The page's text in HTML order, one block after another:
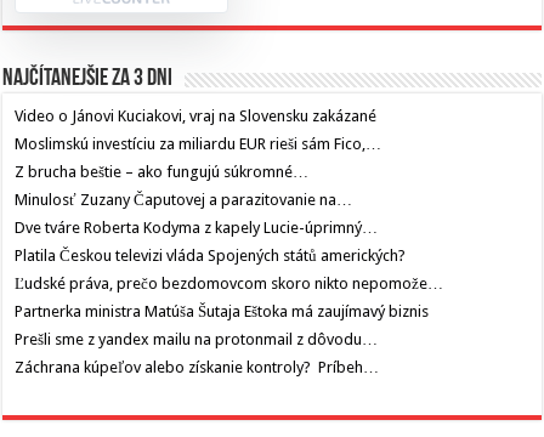
Najčítanejšie za 3 dni
Video o Jánovi Kuciakovi, vraj na Slovensku zakázané
Moslimskú investíciu za miliardu EUR rieši sám Fico,…
Z brucha beštie – ako fungujú súkromné…
Minulosť Zuzany Čaputovej a parazitovanie na…
Dve tváre Roberta Kodyma z kapely Lucie-úprimný…
Platila Českou televizi vláda Spojených států amerických?
Ľudské práva, prečo bezdomovcom skoro nikto nepomože…
Partnerka ministra Matúša Šutaja Eštoka má zaujímavý biznis
Prešli sme z yandex mailu na protonmail z dôvodu…
Záchrana kúpeľov alebo získanie kontroly? Príbeh…